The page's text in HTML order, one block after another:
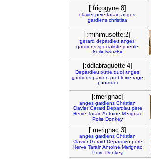
[:frigogyne:8]
clavier pere tarain anges
gardiens christian
[:minimusette:2]
gerard depardieu anges
gardiens specialiste gueule
hurle bouche
[:ddlabraguette:4]
Depardieu outre quoi anges
gardiens pardon probleme rage
pourquoi
[:merignac]
anges gardiens Christian
Clavier Gerard Depardieu pere
Herve Tarain Antoine Merignac
Poire Donkey
[:merignac:3]
anges gardiens Christian
Clavier Gerard Depardieu pere
Herve Tarain Antoine Merignac
Poire Donkey